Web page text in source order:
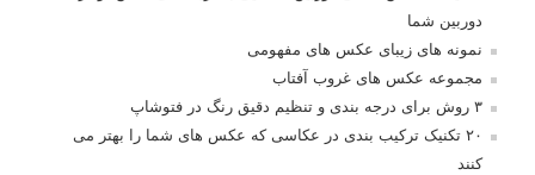
دوربین شما
نمونه های زیبای عکس های مفهومی
مجموعه عکس های غروب آفتاب
۳ روش برای درجه بندی و تنظیم دقیق رنگ در فتوشاپ
۲۰ تکنیک ترکیب بندی در عکاسی که عکس های شما را بهتر می
کنند